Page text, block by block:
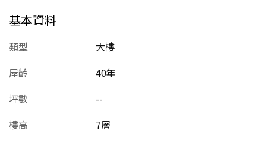
基本資料
類型
大樓
屋齡
40年
坪數
--
樓高
7層